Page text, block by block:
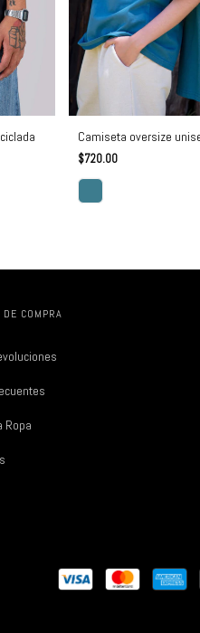
Camiseta oversize
$720.00
COMPRA
Ropa